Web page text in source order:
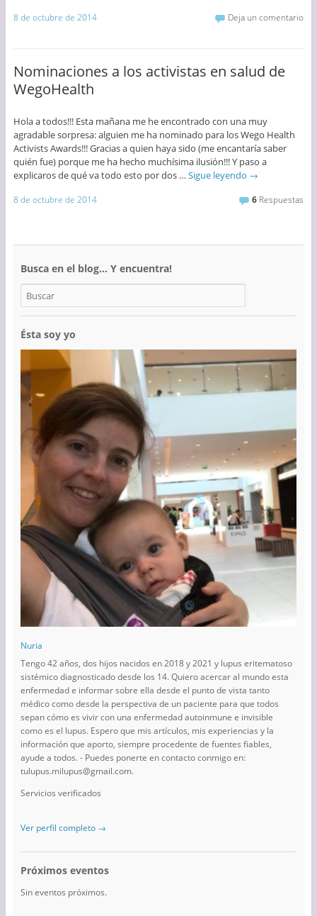
8 de octubre de 2014 Deja un comentario
Nominaciones a los activistas en salud de
WegoHealth
Hola a todos!!! Esta mañana me he encontrado con una muy
agradable sorpresa: alguien me ha nominado para los Wego Health
Activists Awards!!! Gracias a quien haya sido (me encantaría saber
quién fue) porque me ha hecho muchísima ilusión!!! Y paso a
explicaros de qué va todo esto por dos … Sigue leyendo →
8 de octubre de 2014 6 Respuestas
Busca en el blog… Y encuentra!
Ésta soy yo
Nuria
Tengo 42 años, dos hijos nacidos en 2018 y 2021 y lupus eritematoso
sistémico diagnosticado desde los 14. Quiero acercar al mundo esta
enfermedad e informar sobre ella desde el punto de vista tanto
médico como desde la perspectiva de un paciente para que todos
sepan cómo es vivir con una enfermedad autoinmune e invisible
como es el lupus. Espero que mis artículos, mis experiencias y la
información que aporto, siempre procedente de fuentes fiables,
ayude a todos. - Puedes ponerte en contacto conmigo en:
tulupus.milupus@gmail.com.
Servicios verificados
Ver perfil completo →
Próximos eventos
Sin eventos próximos.